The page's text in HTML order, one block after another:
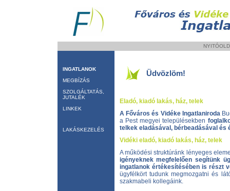
INGATLANOK
MEGBÍZÁS
SZOLGÁLTATÁS,
JUTALÉK
LINKEK
LAKÁSKEZELÉS
Üdvözlöm!
Eladó, kiadó lakás, ház, telek
A Főváros és Vidéke Ingatlaniroda
a Pest megyei településekben
telkek eladásával, bérbeadásával és
Vidéki eladó, kiadó lakás, ház, telek
A működési struktúránk lényeges
igényeknek megfelelően segítünk
ingatlanok értékesítésében is részt
ügyfélkört tudunk megmozgatni és
szakmabeli kollegáink.